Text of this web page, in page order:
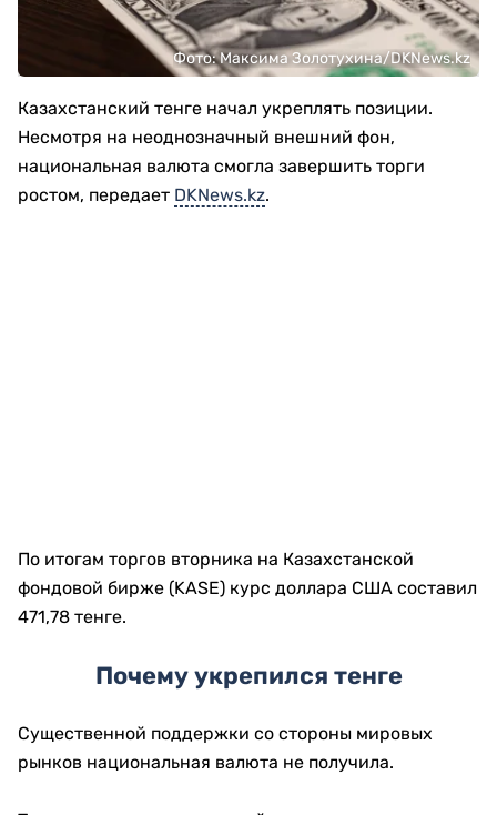
Фото: Максима Золотухина/DKNews.kz
Казахстанский тенге начал укреплять позиции.
Несмотря на неоднозначный внешний фон,
национальная валюта смогла завершить торги
ростом, передает DKNews.kz.
По итогам торгов вторника на Казахстанской
фондовой бирже (KASE) курс доллара США составил
471,78 тенге.
Почему укрепился тенге
Существенной поддержки со стороны мировых
рынков национальная валюта не получила.